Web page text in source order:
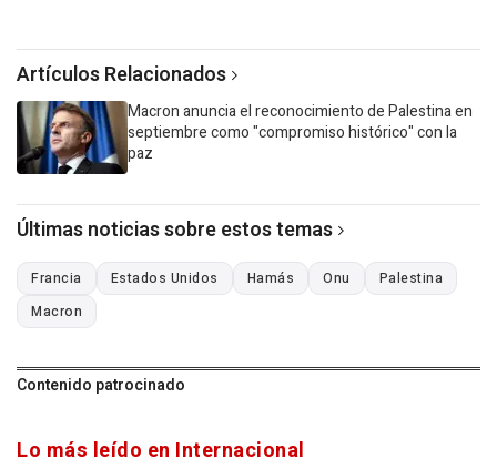
Artículos Relacionados
Macron anuncia el reconocimiento de Palestina en
septiembre como "compromiso histórico" con la
paz
Últimas noticias sobre estos temas
Francia Estados Unidos Hamás Onu
Palestina
Macron
Contenido patrocinado
Lo más leído en Internacional